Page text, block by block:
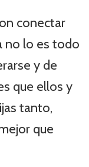
conectar
no lo es todo
y de
que ellos y
tanto,
que